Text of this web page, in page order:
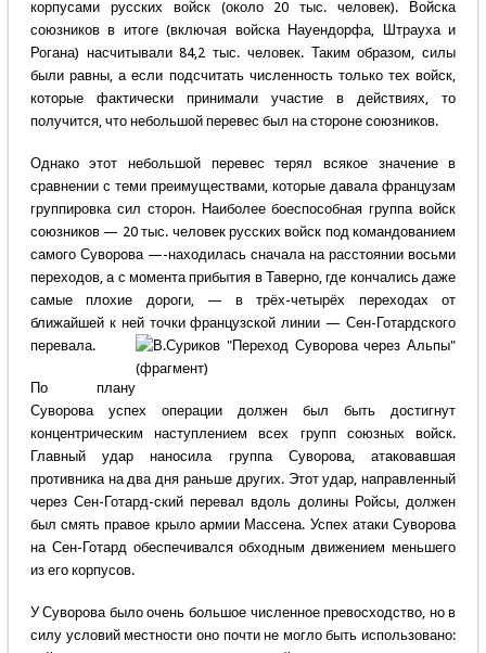
корпусами русских войск (около 20 тыс. человек). Войска
союзников в итоге (включая войска Науендорфа, Штрауха и
Рогана) насчитывали 84,2 тыс. человек. Таким образом, силы
были равны, а если подсчитать численность только тех войск,
которые фактически принимали участие в действиях, то
получится, что небольшой перевес был на стороне союзников.
Однако этот небольшой перевес терял всякое значение в
сравнении с теми преимуществами, которые давала французам
группировка сил сторон. Наиболее боеспособная группа войск
союзников — 20 тыс. человек русских войск под командованием
самого Суворова —-находилась сначала на расстоянии восьми
переходов, а с момента прибытия в Таверно, где кончались даже
самые плохие дороги, — в трёх-четырёх переходах от
ближайшей к ней точки французской линии — Сен-Готардского
перевала.
По плану
Суворова успех операции должен был быть достигнут
концентрическим наступлением всех групп союзных войск.
Главный удар наносила группа Суворова, атаковавшая
противника на два дня раньше других. Этот удар, направленный
через Сен-Готард-ский перевал вдоль долины Ройсы, должен
был смять правое крыло армии Массена. Успех атаки Суворова
на Сен-Готард обеспечивался обходным движением меньшего
из его корпусов.
У Суворова было очень большое численное превосходство, но в
силу условий местности оно почти не могло быть использовано: